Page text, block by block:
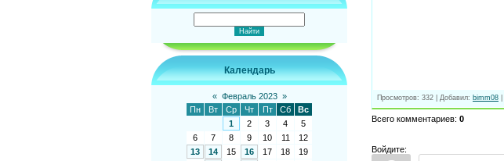
Календарь
« Февраль 2023 »
Пн
Вт Ср Чт Пт Сб
Вс
1
2 3 4
5
6
7 8 9 10 11
12
13
14 15 16 17 18
19
Просмотров: 332 Добавил: bimm08
Всего комментариев: 0
Войдите: